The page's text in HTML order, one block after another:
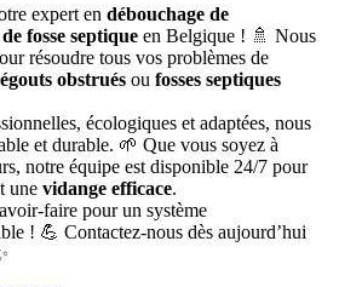
expert en débouchage de
fosse septique en Belgique ! 🚿 Nous
résoudre tous vos problèmes de
égouts obstrués ou fosses septiques
écologiques et adaptées, nous
et durable. 🌱 Que vous soyez à
notre équipe est disponible 24/7 pour
une vidange efficace.
faire pour un système
! 💪 Contactez-nous dès aujourd’hui